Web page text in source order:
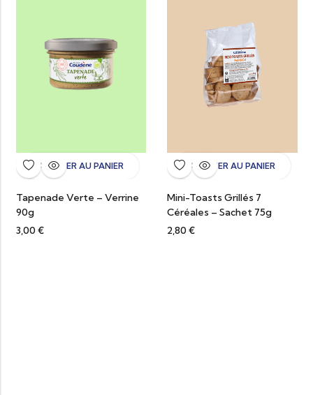
AJOUTER AU PANIER
Tapenade Verte – Verrine
90g
3,00 €
AJOUTER AU PANIER
Mini-Toasts Grillés 7
Céréales – Sachet 75g
2,80 €